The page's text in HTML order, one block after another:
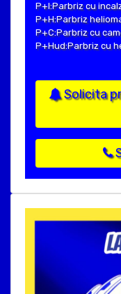
P+I:Parbriz cu
P+H:Parbriz
P+C:Parbriz cu
P+Hud:Parbriz cu
Solicita